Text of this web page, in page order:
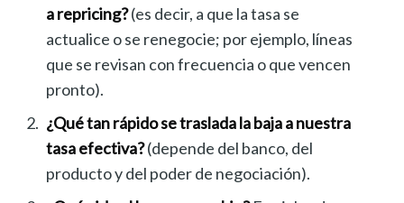
a repricing?(es decir, a que la tasa se
actualice o se renegocie; por ejemplo, líneas
que se revisan con frecuencia o que vencen
pronto).
¿Qué tan rápido se traslada la baja a nuestra
tasa efectiva?(depende del banco, del
producto y del poder de negociación).